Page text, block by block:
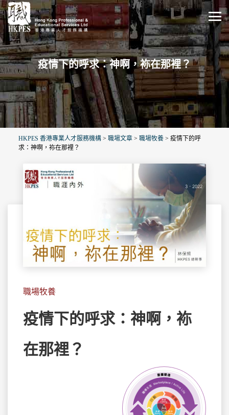
疫情下的呼求：神啊，袮在那裡？
HKPES 香港專業人才服務機構 > 職場文章 > 職場牧養 > 疫情下的呼
求：神啊，袮在那裡？
職場牧養
疫情下的呼求：神啊，袮
在那裡？